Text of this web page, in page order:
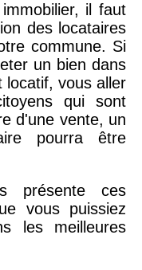
il faut
des locataires
commune. Si
un bien dans
locatif, vous aller
qui sont
d'une vente, un
pourra être
présente ces
vous puissiez
les meilleures